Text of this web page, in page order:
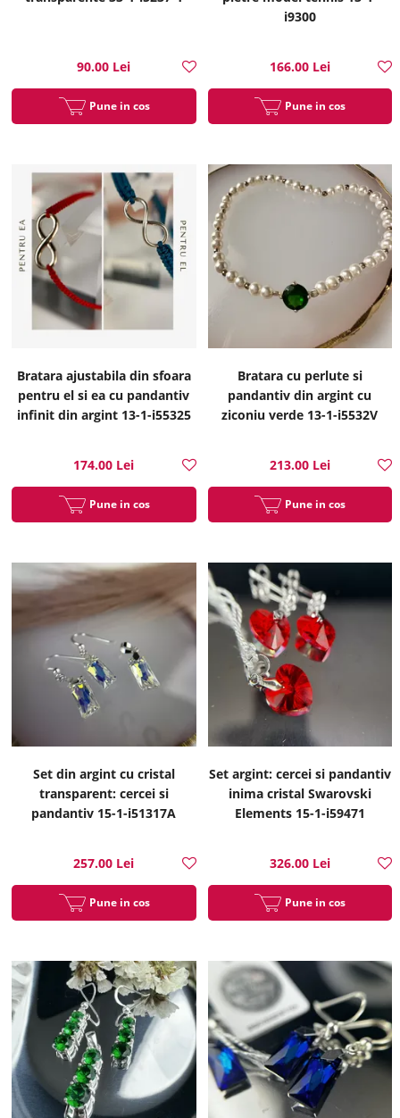
90.00 Lei
Pune in cos
i9300
166.00 Lei
Pune in cos
Bratara ajustabila din sfoara
pentru el si ea cu pandantiv
infinit din argint 13-1-i55325
174.00 Lei
Pune in cos
Bratara cu perlute si
pandantiv din argint cu
ziconiu verde 13-1-i5532V
213.00 Lei
Pune in cos
Set din argint cu cristal
transparent: cercei si
pandantiv 15-1-i51317A
257.00 Lei
Pune in cos
Set argint: cercei si pandantiv
inima cristal Swarovski
Elements 15-1-i59471
326.00 Lei
Pune in cos